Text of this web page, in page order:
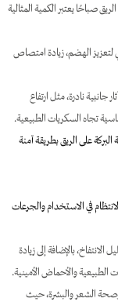
صباحًا يعتبر الكمية المثالية
الهضم، زيادة امتصاص
نادرة، مثل ارتفاع
تجاه السكريات الطبيعية.
على الريق بطريقة آمنة
في الاستخدام والجرعات
بالإضافة إلى زيادة
والأحماض الأمينية.
وصحة الشعر والبشرة، حيث